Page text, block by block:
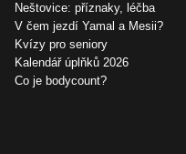
Neštovice: příznaky, léčba
V čem jezdí Yamal a Mesii?
Kvízy pro seniory
Kalendář úplňků 2026
Co je bodycount?